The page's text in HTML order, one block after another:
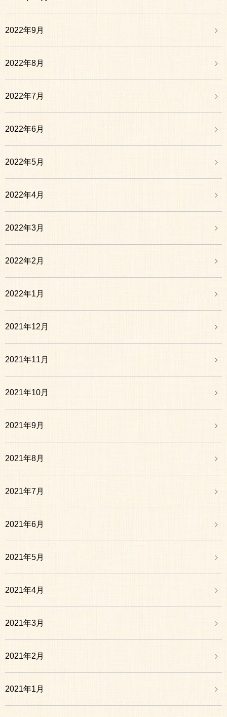
2022年9月
2022年8月
2022年7月
2022年6月
2022年5月
2022年4月
2022年3月
2022年2月
2022年1月
2021年12月
2021年11月
2021年10月
2021年9月
2021年8月
2021年7月
2021年6月
2021年5月
2021年4月
2021年3月
2021年2月
2021年1月